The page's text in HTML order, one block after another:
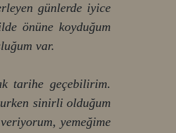
günlerde iyice
önüne koyduğum
var.
tarihe geçebilirim.
sinirli olduğum
yemeğime